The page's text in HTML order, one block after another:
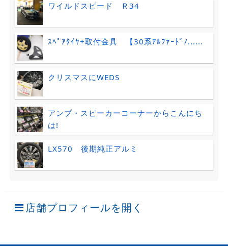
ワイルドスピード Ｒ34
ｽﾍﾟｱﾀｲﾔ+取付金具 【30系ｱﾙﾌｧｰﾄﾞ/......
クリスマスにWEDS
アンプ・スピーカーコーナーからこんにち
は!
LX570 後期純正アルミ
店舗プロフィールを開く